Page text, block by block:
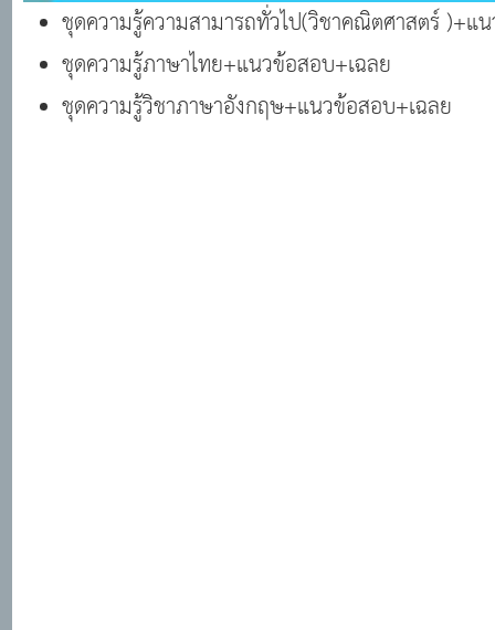
ชุดความรู้ความสามารถทั่วไป(วิชาคณิตศาสตร์ )+แ
ชุดความรู้ภาษาไทย+แนวข้อสอบ+เฉลย
ชุดความรู้วิชาภาษาอังกฤษ+แนวข้อสอบ+เฉลย